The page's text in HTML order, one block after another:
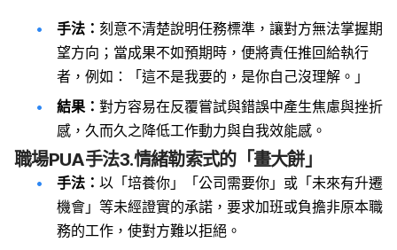
手法： 刻意不清楚說明任務標準，讓對方無法掌握期
望方向；當成果不如預期時，便將責任推回給執行
者，例如：「這不是我要的，是你自己沒理解。」
結果： 對方容易在反覆嘗試與錯誤中產生焦慮與挫折
感，久而久之降低工作動力與自我效能感。
職場PUA手法3.情緒勒索式的「畫大餅」
手法： 以「培養你」「公司需要你」或「未來有升遷
機會」等未經證實的承諾，要求加班或負擔非原本職
務的工作，使對方難以拒絕。